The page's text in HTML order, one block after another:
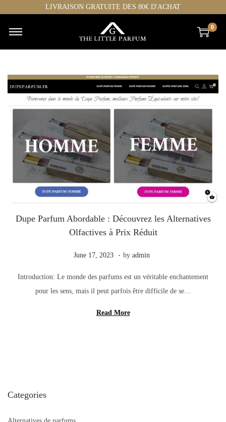
LIVRAISON GRATUITE DES 80€ D'ACHAT
0
Dupe Parfum Abordable : Découvrez les Alternatives
Olfactives à Prix Réduit
Posted on
June 17, 2023
1
. by admin
Introduction: Le monde des parfums est un véritable enchantement
pour les sens, mais il peut parfois être difficile de se…
Read More
Categories